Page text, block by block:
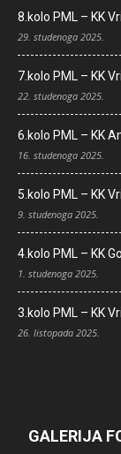
8.kolo PML – KK
29. studenoga 2025.
7.kolo PML – KK
22. studenoga 2025.
6.kolo PML – KK
16. studenoga 2025.
5.kolo PML – KK
9. studenoga 2025.
4.kolo PML – KK
1. studenoga 2025.
3.kolo PML – KK
26. listopada 2025.
GALERIJA